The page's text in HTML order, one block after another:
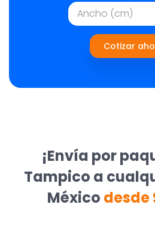
Cotizar
¡Envía por
Tampico a
México desde